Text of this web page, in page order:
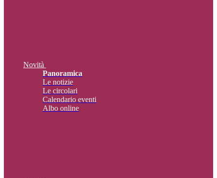
Novità
Panoramica
Le notizie
Le circolari
Calendario eventi
Albo online